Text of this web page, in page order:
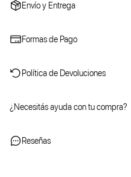
Envío y Entrega
Formas de Pago
Política de Devoluciones
¿Necesitás ayuda con tu compra?
Reseñas